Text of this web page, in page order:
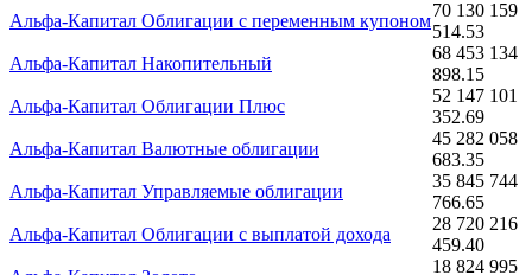
Альфа-Капитал Облигации с переменным купоном
70 130 159
514.53
Альфа-Капитал Накопительный
68 453 134
898.15
Альфа-Капитал Облигации Плюс
52 147 101
352.69
Альфа-Капитал Валютные облигации
45 282 058
683.35
Альфа-Капитал Управляемые облигации
35 845 744
766.65
Альфа-Капитал Облигации с выплатой дохода
28 720 216
459.40
18 824 995